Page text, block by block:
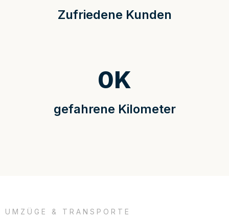
Zufriedene Kunden
gefahrene Kilometer
0K
UMZÜGE & TRANSPORTE